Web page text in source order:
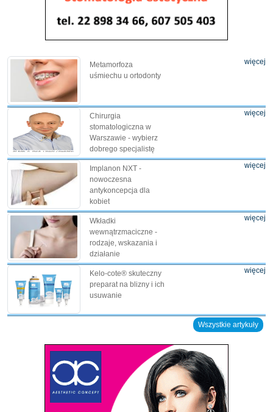
Metamorfoza
uśmiechu u ortodonty
więcej
Chirurgia
stomatologiczna w
Warszawie - wybierz
dobrego specjalistę
więcej
Implanon NXT -
nowoczesna
antykoncepcja dla
kobiet
więcej
Wkładki
wewnątrzmaciczne -
rodzaje, wskazania i
działanie
więcej
Kelo-cote® skuteczny
preparat na blizny i ich
usuwanie
więcej
Wszystkie artykuły